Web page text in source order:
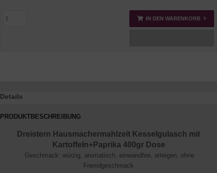
IN DEN WARENKORB
Details
PRODUKTBESCHREIBUNG
Dreistern Hausmachermahlzeit Kesselgulasch mit
Kartoffeln+Paprika 400gr Dose
Geschmack: würzig, aromatisch, einwandfrei, arteigen, ohne
Fremdgeschmack